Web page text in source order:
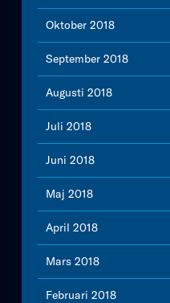
Oktober 2018
September 2018
Augusti 2018
Juli 2018
Juni 2018
Maj 2018
April 2018
Mars 2018
Februari 2018